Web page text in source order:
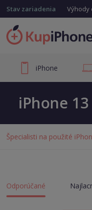
Stav zariadenia Výhody
iPhone
iPhone
Špecialisti na použité
Odporúčané